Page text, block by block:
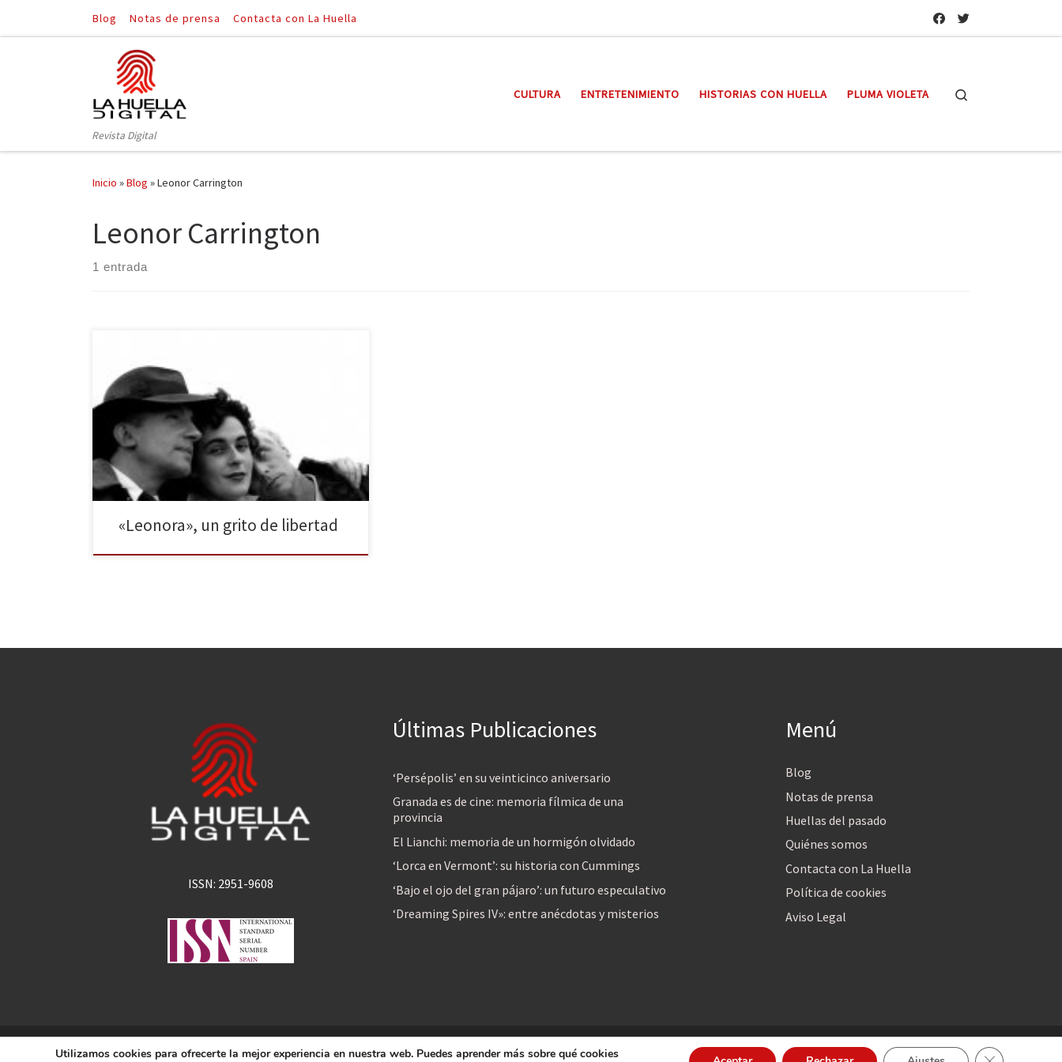
Saltar al contenido
Blog Notas de prensa Contacta con La Huella
Revista Digital
CULTURA ENTRETENIMIENTO HISTORIAS CON HUELLA PLUMA VIOLETA
Inicio »Blog »Leonor Carrington
Leonor Carrington
1 entrada
A Remedios Varó. A tantas mujeres olvidadas por la
Historia. Leonora es una novela en palabras de su
autora, Elena Poniatowska. No se trata de una
autobiografía ni de un tratado de pintura acerca de la
obra de su protagonista, Leonora Carrington. Esta es
una obra que se basa en […]
«Leonora», un grito de libertad
ISSN: 2951-9608
Últimas Publicaciones
‘Persépolis’ en su veinticinco aniversario
Granada es de cine: memoria fílmica de una
provincia
El Lianchi: memoria de un hormigón olvidado
‘Lorca en Vermont’: su historia con Cummings
‘Bajo el ojo del gran pájaro’: un futuro especulativo
‘Dreaming Spires IV»: entre anécdotas y misterios
Menú
Blog
Notas de prensa
Huellas del pasado
Quiénes somos
Contacta con La Huella
Política de cookies
Aviso Legal
© 2026La Huella Digital– Todos los derechos reservados
Utilizamos cookies para ofrecerte la mejor experiencia en nuestra web. Puedes aprender más sobre qué cookies
Cerrar el